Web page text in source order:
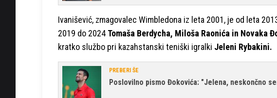
Ivanišević, zmagovalec Wimbledona iz leta 2001, je od leta
2019 do 2024 Tomaša Berdycha, Miloša Raonića in Novaka
kratko službo pri kazahstanski teniški igralki Jeleni Rybakini.
PREBERI ŠE
Poslovilno pismo Đokovića: "Jelena, neskončno